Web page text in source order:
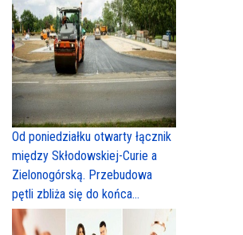
Od poniedziałku otwarty łącznik
między Skłodowskiej-Curie a
Zielonogórską. Przebudowa
pętli zbliża się do końca...